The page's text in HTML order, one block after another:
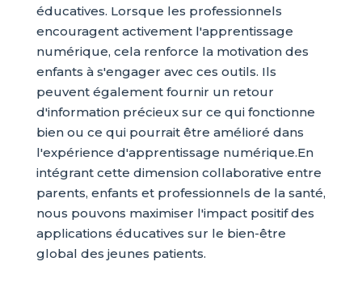
éducatives. Lorsque les professionnels
encouragent activement l'apprentissage
numérique, cela renforce la motivation des
enfants à s'engager avec ces outils. Ils
peuvent également fournir un retour
d'information précieux sur ce qui fonctionne
bien ou ce qui pourrait être amélioré dans
l'expérience d'apprentissage numérique.En
intégrant cette dimension collaborative entre
parents, enfants et professionnels de la santé,
nous pouvons maximiser l'impact positif des
applications éducatives sur le bien-être
global des jeunes patients.